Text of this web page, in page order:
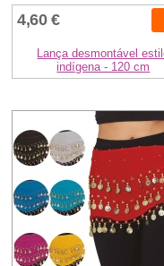
4,60 €
Lança desmontável
indígena - 120 cm